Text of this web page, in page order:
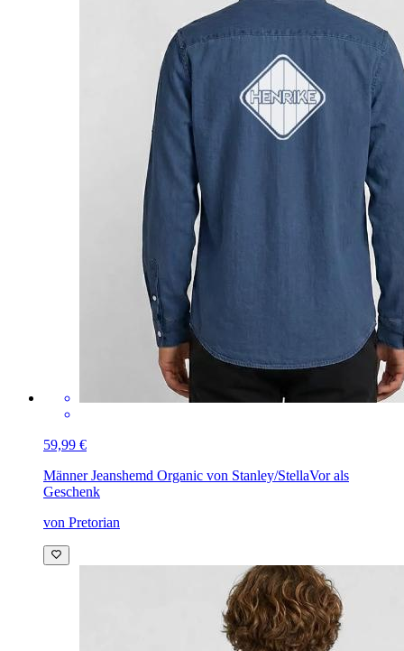
59,99 €
Männer Jeanshemd Organic von Stanley/StellaVor als
Geschenk
von Pretorian